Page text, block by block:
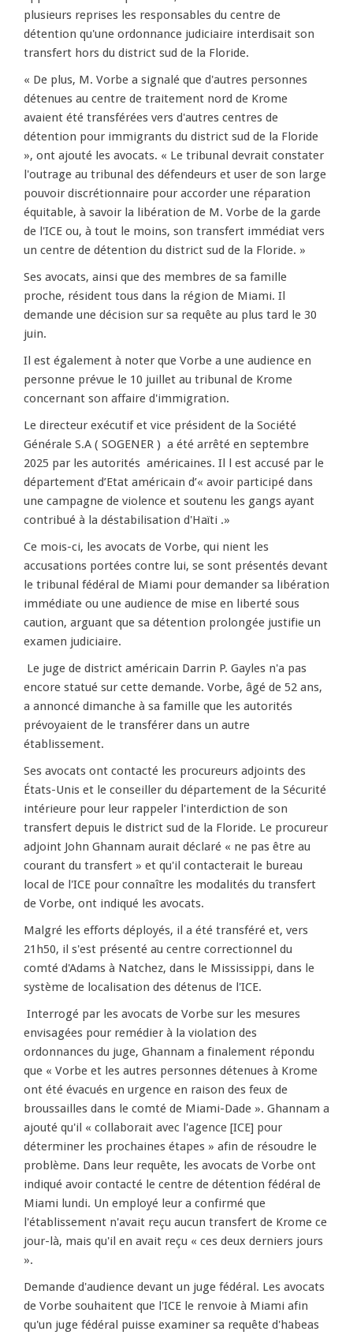
plusieurs reprises les responsables du centre de
détention qu'une ordonnance judiciaire interdisait son
transfert hors du district sud de la Floride.
« De plus, M. Vorbe a signalé que d'autres personnes
détenues au centre de traitement nord de Krome
avaient été transférées vers d'autres centres de
détention pour immigrants du district sud de la Floride
», ont ajouté les avocats. « Le tribunal devrait constater
l'outrage au tribunal des défendeurs et user de son large
pouvoir discrétionnaire pour accorder une réparation
équitable, à savoir la libération de M. Vorbe de la garde
de l'ICE ou, à tout le moins, son transfert immédiat vers
un centre de détention du district sud de la Floride. »
Ses avocats, ainsi que des membres de sa famille
proche, résident tous dans la région de Miami. Il
demande une décision sur sa requête au plus tard le 30
juin.
Il est également à noter que Vorbe a une audience en
personne prévue le 10 juillet au tribunal de Krome
concernant son affaire d'immigration.
Le directeur exécutif et vice président de la Société
Générale S.A ( SOGENER ) a été arrêté en septembre
2025 par les autorités américaines. Il l est accusé par le
département d’Etat américain d’« avoir participé dans
une campagne de violence et soutenu les gangs ayant
contribué à la déstabilisation d'Haïti .»
Ce mois-ci, les avocats de Vorbe, qui nient les
accusations portées contre lui, se sont présentés devant
le tribunal fédéral de Miami pour demander sa libération
immédiate ou une audience de mise en liberté sous
caution, arguant que sa détention prolongée justifie un
examen judiciaire.
Le juge de district américain Darrin P. Gayles n'a pas
encore statué sur cette demande. Vorbe, âgé de 52 ans,
a annoncé dimanche à sa famille que les autorités
prévoyaient de le transférer dans un autre
établissement.
Ses avocats ont contacté les procureurs adjoints des
États-Unis et le conseiller du département de la Sécurité
intérieure pour leur rappeler l'interdiction de son
transfert depuis le district sud de la Floride. Le procureur
adjoint John Ghannam aurait déclaré « ne pas être au
courant du transfert » et qu'il contacterait le bureau
local de l'ICE pour connaître les modalités du transfert
de Vorbe, ont indiqué les avocats.
Malgré les efforts déployés, il a été transféré et, vers
21h50, il s'est présenté au centre correctionnel du
comté d'Adams à Natchez, dans le Mississippi, dans le
système de localisation des détenus de l'ICE.
Interrogé par les avocats de Vorbe sur les mesures
envisagées pour remédier à la violation des
ordonnances du juge, Ghannam a finalement répondu
que « Vorbe et les autres personnes détenues à Krome
ont été évacués en urgence en raison des feux de
broussailles dans le comté de Miami-Dade ». Ghannam a
ajouté qu'il « collaborait avec l'agence [ICE] pour
déterminer les prochaines étapes » afin de résoudre le
problème. Dans leur requête, les avocats de Vorbe ont
indiqué avoir contacté le centre de détention fédéral de
Miami lundi. Un employé leur a confirmé que
l'établissement n'avait reçu aucun transfert de Krome ce
jour-là, mais qu'il en avait reçu « ces deux derniers jours
».
Demande d'audience devant un juge fédéral. Les avocats
de Vorbe souhaitent que l'ICE le renvoie à Miami afin
qu'un juge fédéral puisse examiner sa requête d'habeas